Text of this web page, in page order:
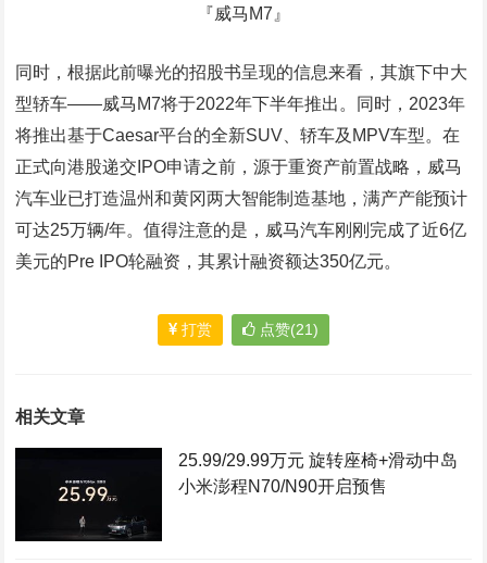
『威马M7』
同时，根据此前曝光的招股书呈现的信息来看，其旗下中大
型轿车――威马M7将于2022年下半年推出。同时，2023年
将推出基于Caesar平台的全新SUV、轿车及MPV车型。在
正式向港股递交IPO申请之前，源于重资产前置战略，威马
汽车业已打造温州和黄冈两大智能制造基地，满产产能预计
可达25万辆/年。值得注意的是，威马汽车刚刚完成了近6亿
美元的Pre IPO轮融资，其累计融资额达350亿元。
打赏 点赞(21)
相关文章
25.99/29.99万元 旋转座椅+滑动中岛
小米澎程N70/N90开启预售